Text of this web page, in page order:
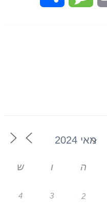
ה ו ש
2
3
4